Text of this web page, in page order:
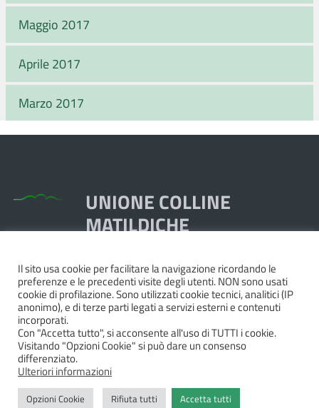
Maggio 2017
Aprile 2017
Marzo 2017
UNIONE COLLINE
MATILDICHE
Piazza Dante, 1,
42020 Quattro Castella RE
Tel. 0522.249211 - Fax 0522.249298
Pec:unione@pec.collinematildiche.it
P.IVA/cod.fisc. 02358290357
Il sito usa cookie per facilitare la navigazione ricordando le
preferenze e le precedenti visite degli utenti. NON sono usati
cookie di profilazione. Sono utilizzati cookie tecnici, analitici (IP
anonimo), e di terze parti legati a servizi esterni e contenuti
incorporati.
Con "Accetta tutto", si acconsente all'uso di TUTTI i cookie.
Visitando "Opzioni Cookie" si può dare un consenso
differenziato.
Ulteriori informazioni
Opzioni Cookie Rifiuta tutti Accetta tutti